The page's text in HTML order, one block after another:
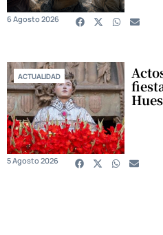
6 Agosto 2026
ACTUALIDAD
5 Agosto 2026